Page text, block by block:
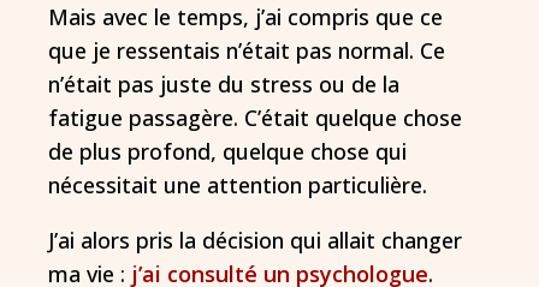
Mais avec le temps, j’ai compris que ce
que je ressentais n’était pas normal. Ce
n’était pas juste du stress ou de la
fatigue passagère. C’était quelque chose
de plus profond, quelque chose qui
nécessitait une attention particulière.
J’ai alors pris la décision qui allait changer
ma vie : j’ai consulté un psychologue.